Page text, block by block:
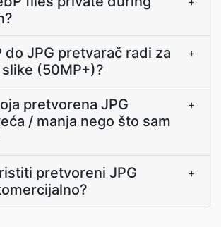
do JPG pretvarač radi za
(50MP+)?
+
pretvorena JPG
/ manja nego što sam
+
pretvoreni JPG
+